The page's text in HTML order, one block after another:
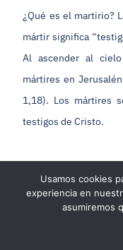
¿Qué es el martirio?
mártir significa
Al ascender al
mártires en
1,18). Los mártires
testigos de Cristo.
Tres niveles del
sangre. Para que
supremo, es decir,
Usamos cookies
experiencia en
asumiremos